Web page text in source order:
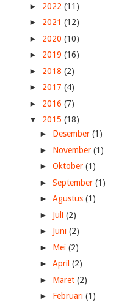
► 2022 (11)
► 2021 (12)
► 2020 (10)
► 2019 (16)
► 2018 (2)
► 2017 (4)
► 2016 (7)
▼ 2015 (18)
► Desember (1)
► November (1)
► Oktober (1)
► September (1)
► Agustus (1)
► Juli (2)
► Juni (2)
► Mei (2)
► April (2)
► Maret (2)
► Februari (1)